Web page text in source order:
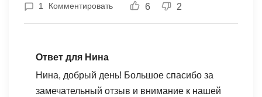
впечатление о сильном HR бренде, как удержать
и оценивать сотрудников и в целом посмотреть в
помог мне увидеть все тонкости специфики по
компенсациям и льготам, но и помог по-новому
взглянуть на работу HR специалиста, понять от
1 Комментировать 6 2
Ответ для Нина
Нина, добрый день! Большое спасибо за
замечательный отзыв и внимание к нашей